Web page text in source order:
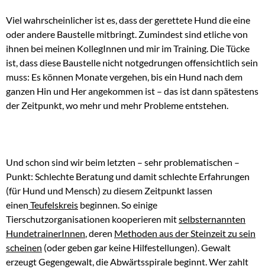
Viel wahrscheinlicher ist es, dass der gerettete Hund die eine
oder andere Baustelle mitbringt. Zumindest sind etliche von
ihnen bei meinen KollegInnen und mir im Training. Die Tücke
ist, dass diese Baustelle nicht notgedrungen offensichtlich sein
muss: Es können Monate vergehen, bis ein Hund nach dem
ganzen Hin und Her angekommen ist – das ist dann spätestens
der Zeitpunkt, wo mehr und mehr Probleme entstehen.
Und schon sind wir beim letzten – sehr problematischen –
Punkt: Schlechte Beratung und damit schlechte Erfahrungen
(für Hund und Mensch) zu diesem Zeitpunkt lassen
einen Teufelskreis beginnen. So einige
Tierschutzorganisationen kooperieren mitselbsternannten
HundetrainerInnen, deren Methoden aus der Steinzeit zu sein
scheinen (oder geben gar keine Hilfestellungen). Gewalt
erzeugt Gegengewalt, die Abwärtsspirale beginnt. Wer zahlt